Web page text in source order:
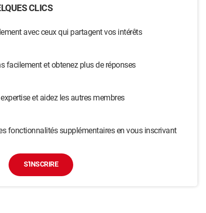
CLICS
avec ceux qui partagent vos intérêts
facilement et obtenez plus de réponses
et aidez les autres membres
fonctionnalités supplémentaires en vous inscrivant
S'INSCRIRE